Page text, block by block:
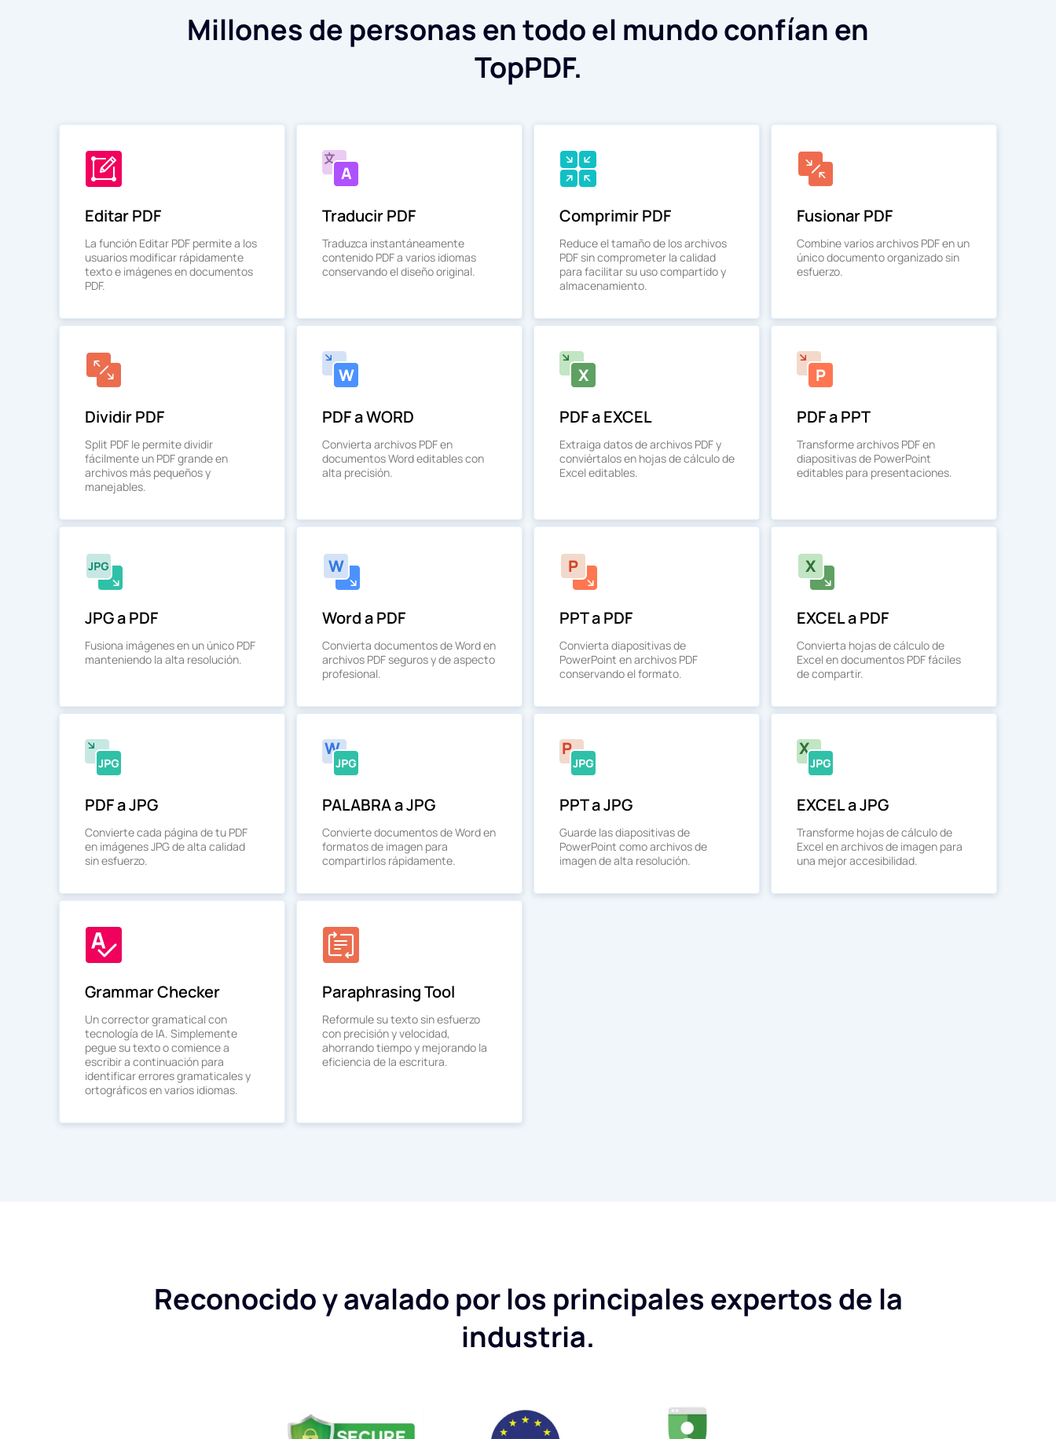
Millones de personas en todo el mundo confían en
TopPDF.
Editar PDF
La función Editar PDF permite a los
usuarios modificar rápidamente
texto e imágenes en documentos
PDF.
Traducir PDF
Traduzca instantáneamente
contenido PDF a varios idiomas
conservando el diseño original.
Comprimir PDF
Reduce el tamaño de los archivos
PDF sin comprometer la calidad
para facilitar su uso compartido y
almacenamiento.
Fusionar PDF
Combine varios archivos PDF en un
único documento organizado sin
esfuerzo.
Dividir PDF
Split PDF le permite dividir
fácilmente un PDF grande en
archivos más pequeños y
manejables.
PDF a WORD
Convierta archivos PDF en
documentos Word editables con
alta precisión.
PDF a EXCEL
Extraiga datos de archivos PDF y
conviértalos en hojas de cálculo de
Excel editables.
PDF a PPT
Transforme archivos PDF en
diapositivas de PowerPoint
editables para presentaciones.
JPG a PDF
Fusiona imágenes en un único PDF
manteniendo la alta resolución.
Word a PDF
Convierta documentos de Word en
archivos PDF seguros y de aspecto
profesional.
PPT a PDF
Convierta diapositivas de
PowerPoint en archivos PDF
conservando el formato.
EXCEL a PDF
Convierta hojas de cálculo de
Excel en documentos PDF fáciles
de compartir.
PDF a JPG
Convierte cada página de tu PDF
en imágenes JPG de alta calidad
sin esfuerzo.
PALABRA a JPG
Convierte documentos de Word en
formatos de imagen para
compartirlos rápidamente.
PPT a JPG
Guarde las diapositivas de
PowerPoint como archivos de
imagen de alta resolución.
EXCEL a JPG
Transforme hojas de cálculo de
Excel en archivos de imagen para
una mejor accesibilidad.
Grammar Checker
Un corrector gramatical con
tecnología de IA. Simplemente
pegue su texto o comience a
escribir a continuación para
identificar errores gramaticales y
ortográficos en varios idiomas.
Paraphrasing Tool
Reformule su texto sin esfuerzo
con precisión y velocidad,
ahorrando tiempo y mejorando la
eficiencia de la escritura.
Reconocido y avalado por los principales expertos de la
industria.